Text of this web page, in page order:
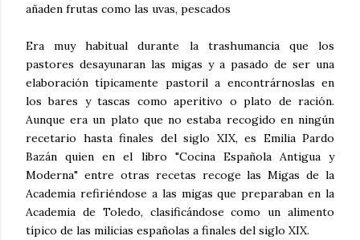
añaden frutas como las uvas, pescados
Era muy habitual durante la trashumancia que los
pastores desayunaran las migas y a pasado de ser una
elaboración típicamente pastoril a encontrárnoslas en
los bares y tascas como aperitivo o plato de ración.
Aunque era un plato que no estaba recogido en ningún
recetario hasta finales del siglo XIX, es Emilia Pardo
Bazán quien en el libro "Cocina Española Antigua y
Moderna" entre otras recetas recoge las Migas de la
Academia refiriéndose a las migas que preparaban en la
Academia de Toledo, clasificándose como un alimento
típico de las milicias españolas a finales del siglo XIX.